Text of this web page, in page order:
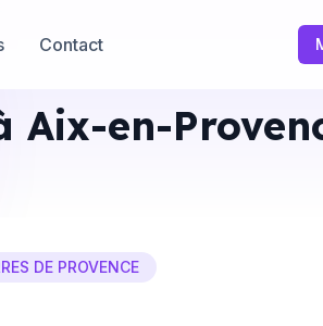
Contact
Aix-en-
DE PROVENCE